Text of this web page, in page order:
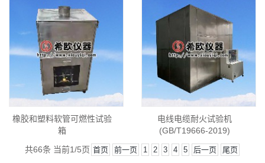
橡胶和塑料软管可燃性试验
箱
电线电缆耐火试验机
(GB/T19666-2019)
共66条 当前1/5页 首页 前一页 1 2 3 4 5 后一页 尾页